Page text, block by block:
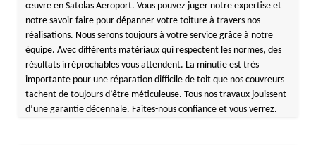
œuvre en Satolas Aeroport. Vous pouvez juger notre expertise et
notre savoir-faire pour dépanner votre toiture à travers nos
réalisations. Nous serons toujours à votre service grâce à notre
équipe. Avec différents matériaux qui respectent les normes, des
résultats irréprochables vous attendent. La minutie est très
importante pour une réparation difficile de toit que nos couvreurs
tachent de toujours d’être méticuleuse. Tous nos travaux jouissent
d’une garantie décennale. Faites-nous confiance et vous verrez.